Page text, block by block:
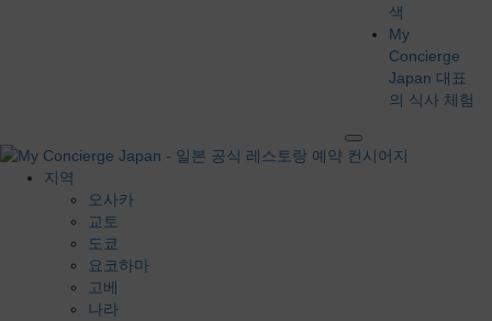
색
My
Concierge
Japan 대표
의 식사 체험
지역
오사카
교토
도쿄
요코하마
고베
나라